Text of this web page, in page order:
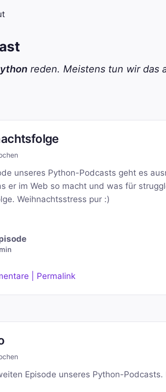
reden. Meistens tun wir das
unseres Python-Podcasts geht es
er im Web so macht und was für
Weihnachtsstress pur :)
| Permalink
Episode unseres Python-